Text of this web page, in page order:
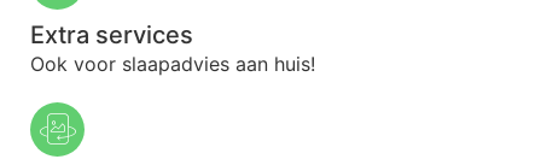
Extra services
Ook voor slaapadvies aan huis!